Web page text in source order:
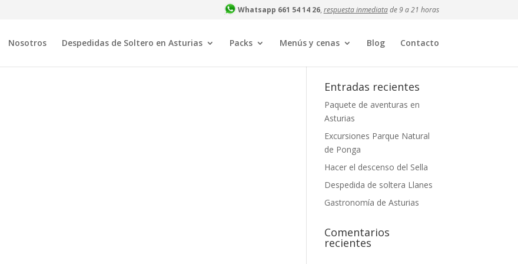
Whatsapp 661 54 14 26, respuesta inmediatade 9 a 21 horas
Nosotros Despedidas de Soltero en Asturias Packs Menús y cenas Blog Contacto
Entradas recientes
Paquete de aventuras en
Asturias
Excursiones Parque Natural
de Ponga
Hacer el descenso del Sella
Despedida de soltera Llanes
Gastronomía de Asturias
Comentarios
recientes